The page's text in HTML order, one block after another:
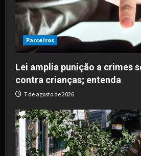
Parceiros
Lei amplia punição a crimes
contra crianças; entenda
7 de agosto de 2026